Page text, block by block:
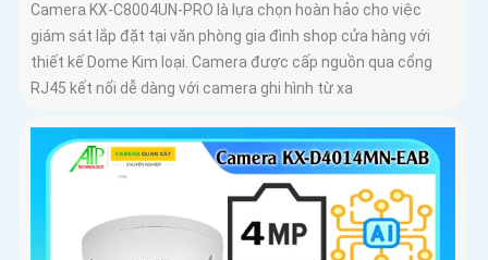
Camera KX-C8004UN-PRO là lựa chọn hoàn hảo cho việc
giám sát lắp đặt tại văn phòng gia đình shop cửa hàng với
thiết kế Dome Kim loại. Camera được cấp nguồn qua cổng
RJ45 kết nối dễ dàng với camera ghi hình từ xa